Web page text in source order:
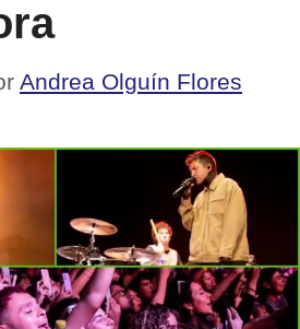
Andrea Olguín Flores